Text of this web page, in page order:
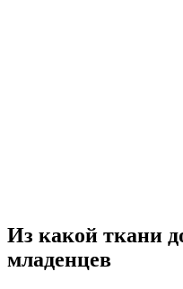
Из какой ткани
младенцев